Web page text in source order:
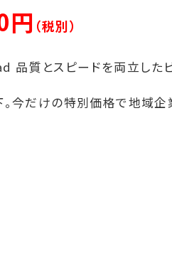
円 （税別）
品質とスピードを両立した
今だけの特別価格で地域